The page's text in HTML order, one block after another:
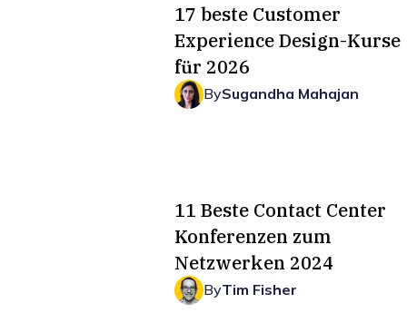
17 beste Customer
Experience Design-Kurse
für 2026
BySugandha Mahajan
11 Beste Contact Center
Konferenzen zum
Netzwerken 2024
ByTim Fisher